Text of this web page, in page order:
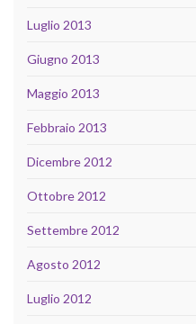
Luglio 2013
Giugno 2013
Maggio 2013
Febbraio 2013
Dicembre 2012
Ottobre 2012
Settembre 2012
Agosto 2012
Luglio 2012